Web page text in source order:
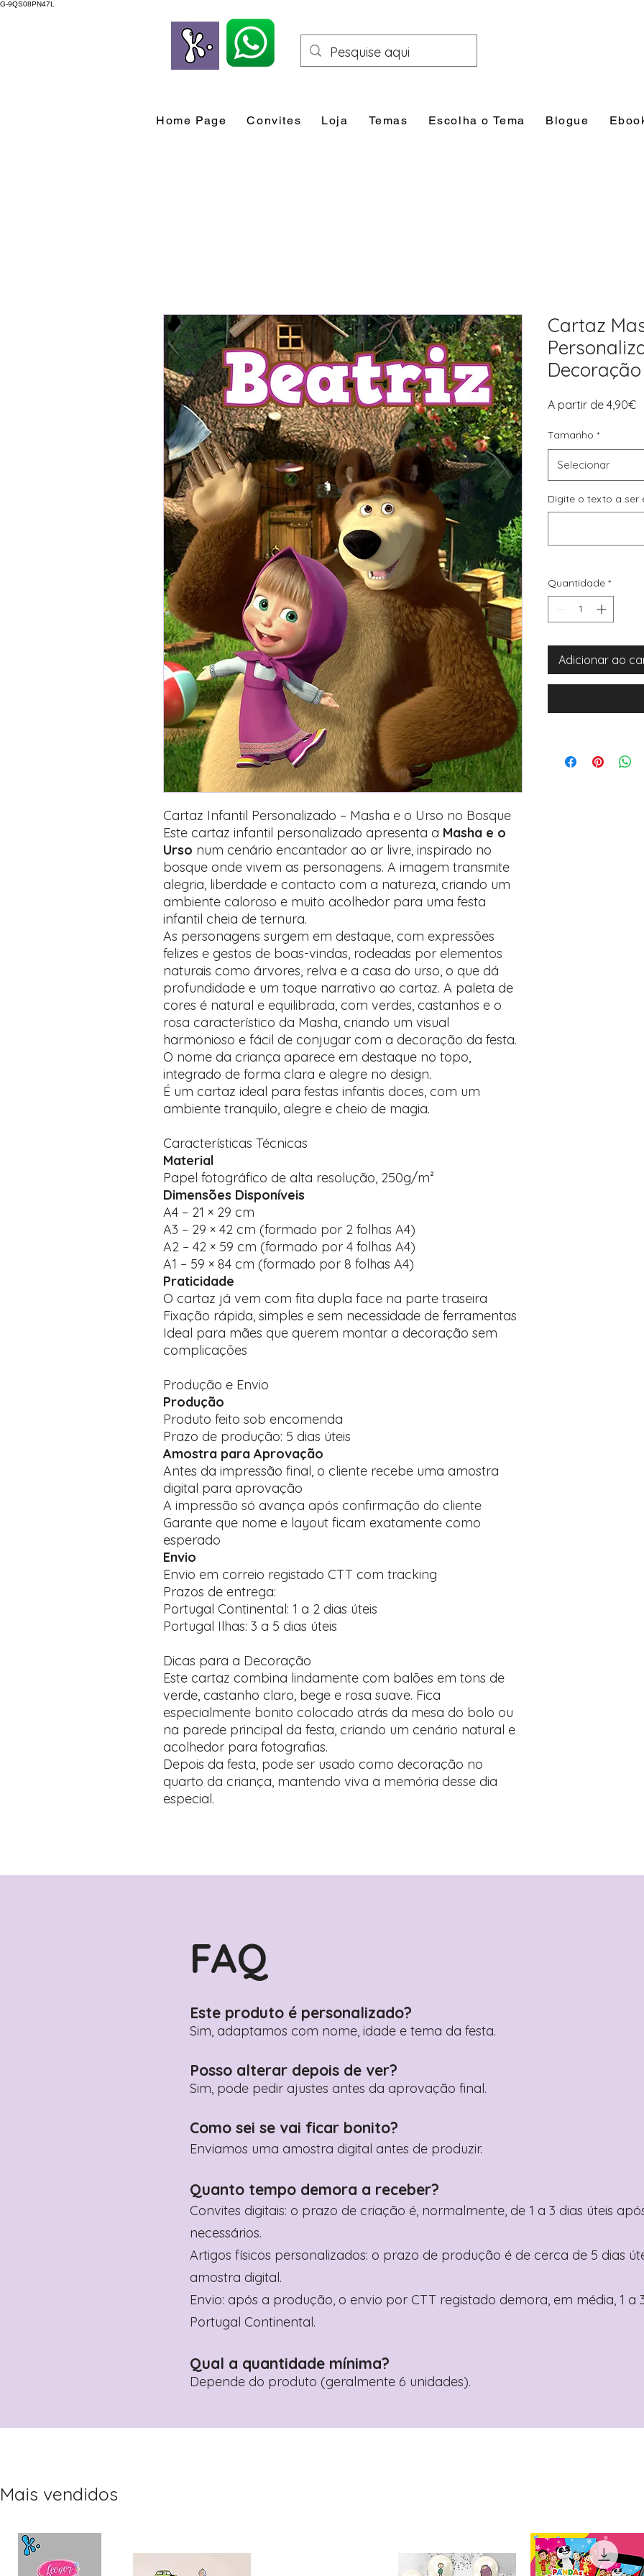
G-9QS08PN47L
Home Page Convites Loja Temas Escolha o Tema Blogue
Cartaz Infantil Personalizado – Masha e o Urso no Bosque
Este cartaz infantil personalizado apresenta a Masha e o
Urso num cenário encantador ao ar livre, inspirado no
bosque onde vivem as personagens. A imagem transmite
alegria, liberdade e contacto com a natureza, criando um
ambiente caloroso e muito acolhedor para uma festa
infantil cheia de ternura.
As personagens surgem em destaque, com expressões
felizes e gestos de boas-vindas, rodeadas por elementos
naturais como árvores, relva e a casa do urso, o que dá
profundidade e um toque narrativo ao cartaz. A paleta de
cores é natural e equilibrada, com verdes, castanhos e o
rosa característico da Masha, criando um visual
harmonioso e fácil de conjugar com a decoração da festa.
O nome da criança aparece em destaque no topo,
integrado de forma clara e alegre no design.
É um cartaz ideal para festas infantis doces, com um
ambiente tranquilo, alegre e cheio de magia.
Características Técnicas
Material
Papel fotográfico de alta resolução, 250g/m²
Dimensões Disponíveis
A4 – 21 × 29 cm
A3 – 29 × 42 cm (formado por 2 folhas A4)
A2 – 42 × 59 cm (formado por 4 folhas A4)
A1 – 59 × 84 cm (formado por 8 folhas A4)
Praticidade
O cartaz já vem com fita dupla face na parte traseira
Fixação rápida, simples e sem necessidade de ferramentas
Ideal para mães que querem montar a decoração sem
complicações
Produção e Envio
Produção
Produto feito sob encomenda
Prazo de produção: 5 dias úteis
Amostra para Aprovação
Antes da impressão final, o cliente recebe uma amostra
digital para aprovação
A impressão só avança após confirmação do cliente
Garante que nome e layout ficam exatamente como
esperado
Envio
Envio em correio registado CTT com tracking
Prazos de entrega:
Portugal Continental: 1 a 2 dias úteis
Portugal Ilhas: 3 a 5 dias úteis
Dicas para a Decoração
Este cartaz combina lindamente com balões em tons de
verde, castanho claro, bege e rosa suave. Fica
especialmente bonito colocado atrás da mesa do bolo ou
na parede principal da festa, criando um cenário natural e
acolhedor para fotografias.
Depois da festa, pode ser usado como decoração no
quarto da criança, mantendo viva a memória desse dia
especial.
Cartaz
A partir de 4,90€
Tamanho *
Selecionar
Digite o texto a
Quantidade *
Adicionar ao
FAQ
Este produto é personalizado?
Sim, adaptamos com nome, idade e tema da festa.
Posso alterar depois de ver?
Sim, pode pedir ajustes antes da aprovação final.
Como sei se vai ficar bonito?
Enviamos uma amostra digital antes de produzir.
Quanto tempo demora a receber?
Convites digitais: o prazo de criação é, normalmente, de 1 a 3 dias úteis
necessários.
Artigos físicos personalizados: o prazo de produção é de cerca de 5 dias
amostra digital.
Envio: após a produção, o envio por CTT registado demora, em média, 1 a
Portugal Continental.
Qual a quantidade mínima?
Depende do produto (geralmente 6 unidades).
Mais vendidos